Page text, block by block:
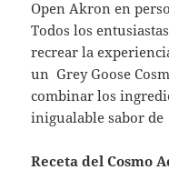
Open Akron en
Todos los
recrear la
un Grey Goose
combinar los
inigualable sabor
Receta del Cosmo